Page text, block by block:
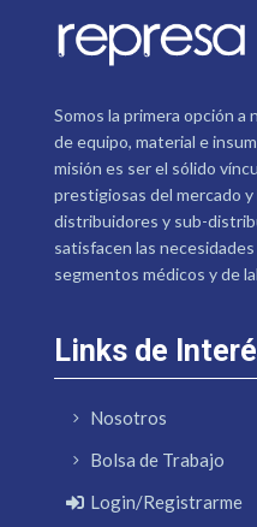
Somos la primera opción a
de equipo, material e
misión es ser el sólido
prestigiosas del mercado
distribuidores y sub-
satisfacen las
segmentos médicos y de
Links de
Nosotros
Bolsa de Trabajo
Login/Registrarme